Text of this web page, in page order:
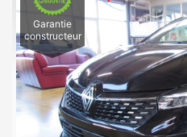
Garantie
constructeur